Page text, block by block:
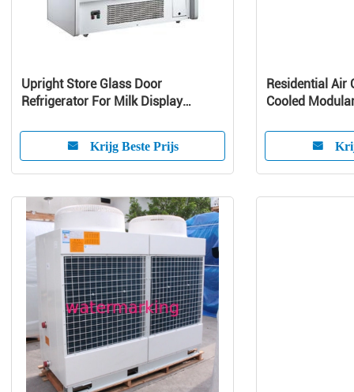
Upright Store Glass Door
Refrigerator For Milk Display
Krijg Beste Prijs
Residential Air
Cooled